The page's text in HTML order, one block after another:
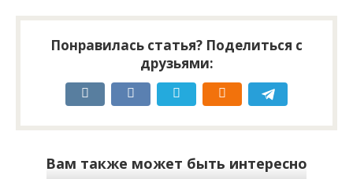
Понравилась статья? Поделиться с
друзьями:
Вам также может быть интересно